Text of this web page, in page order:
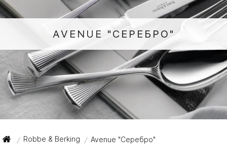
AVENUE "СЕРЕБРО"
/ Robbe & Berking / Avenue "Серебро"